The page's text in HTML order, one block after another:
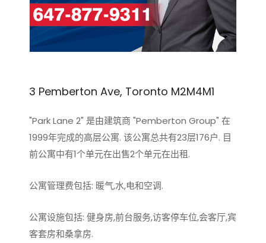
3 Pemberton Ave, Toronto M2M4M1
"Park Lane 2" 是由建筑商 "Pemberton Group" 在
1999年完成的高层公寓. 该公寓总共有23层176户. 目
前公寓中有1个单元在出售2个单元在出租.
公寓管理费包括: 暖气,水,电和空调.
公寓设施包括: 健身房,前台服务,访客停车位,会客厅,宾
客套房和桑拿房.